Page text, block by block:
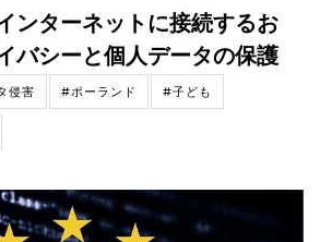
ターネットに接続するお
バシーと個人データの保護
侵害 #ポーランド #子ども